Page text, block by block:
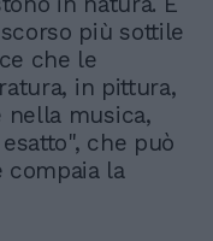
più sottile
che le
in pittura,
nella musica,
che può
compaia la